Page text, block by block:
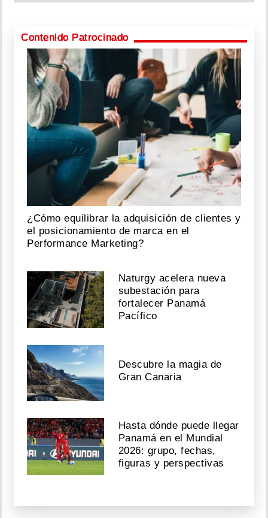
Contenido Patrocinado
¿Cómo equilibrar la adquisición de clientes y
el posicionamiento de marca en el
Performance Marketing?
Naturgy acelera nueva
subestación para
fortalecer Panamá
Pacífico
Descubre la magia de
Gran Canaria
Hasta dónde puede llegar
Panamá en el Mundial
2026: grupo, fechas,
figuras y perspectivas